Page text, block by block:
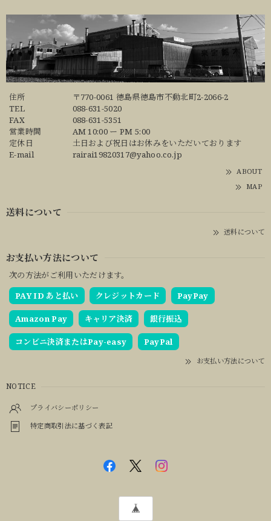
住所
〒770-0061 徳島県徳島市不動北町2-2066-2
TEL
088-631-5020
FAX
088-631-5351
営業時間
AM 10:00 ー PM 5:00
定休日
土日および祝日はお休みをいただいております
E-mail
rairai19820317@yahoo.co.jp
ABOUT
MAP
送料について
送料について
お支払い方法について
次の方法がご利用いただけます。
PAY ID あと払い
クレジットカード PayPay
Amazon Pay キャリア決済 銀行振込
コンビニ決済またはPay-easy PayPal
お支払い方法について
NOTICE
プライバシーポリシー
特定商取引法に基づく表記